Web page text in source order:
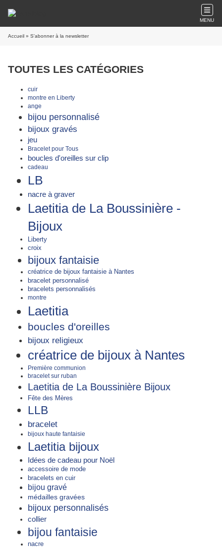
MENU
Accueil » S'abonner à la newsletter
TOUTES LES CATÉGORIES
cuir
montre en Liberty
ange
bijou personnalisé
bijoux gravés
jeu
Bracelet pour Tous
boucles d'oreilles sur clip
cadeau
LB
nacre à graver
Laetitia de La Boussinière -
Bijoux
Liberty
croix
bijoux fantaisie
créatrice de bijoux fantaisie à Nantes
bracelet personnalisé
bracelets personnalisés
montre
Laetitia
boucles d'oreilles
bijoux religieux
créatrice de bijoux à Nantes
Première communion
bracelet sur ruban
Laetitia de La Boussinière Bijoux
Fête des Mères
LLB
bracelet
bijoux haute fantaisie
Laetitia bijoux
Idées de cadeau pour Noël
accessoire de mode
bracelets en cuir
bijou gravé
médailles gravées
bijoux personnalisés
collier
bijou fantaisie
nacre